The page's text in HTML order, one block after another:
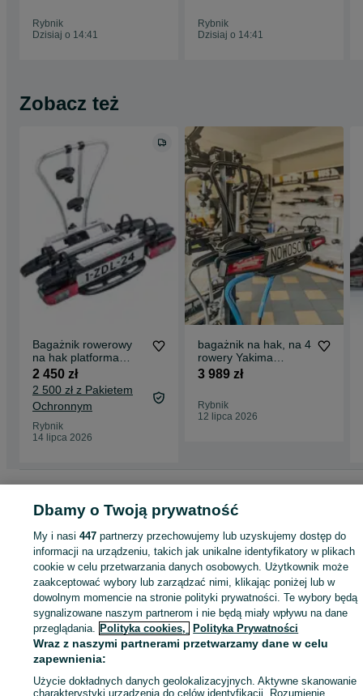
Rybnik
Dzisiaj o 14:41
Rybnik
Dzisiaj o 14:41
Zobacz też
Bagażnik rowerowy
na hak platforma
Yakima JustClick 2
2 450 zł
2 500 zł z Pakietem
Ochronnym
Rybnik
14 lipca 2026
bagażnik na hak, na 4
rowery Yakima
JustClick 4
3 989 zł
Rybnik
12 lipca 2026
Śląskie
Osobowe - Rybnik
KATEGORIA
585703744 Wyświetlenia:
Kup
Dbamy o Twoją prywatność
My i nasi447 partnerzy przechowujemy lub uzyskujemy dostęp do
informacji na urządzeniu, takich jak unikalne identyfikatory w plikach
cookie w celu przetwarzania danych osobowych. Użytkownik może
zaakceptować wybory lub zarządzać nimi, klikając poniżej lub w
dowolnym momencie na stronie polityki prywatności. Te wybory będą
sygnalizowane naszym partnerom i nie będą miały wpływu na dane
przeglądania. Polityka cookies, Polityka Prywatności
Wraz z naszymi partnerami przetwarzamy dane w celu
zapewnienia:
Użycie dokładnych danych geolokalizacyjnych. Aktywne skanowanie
charakterystyki urządzenia do celów identyfikacji. Rozumienie